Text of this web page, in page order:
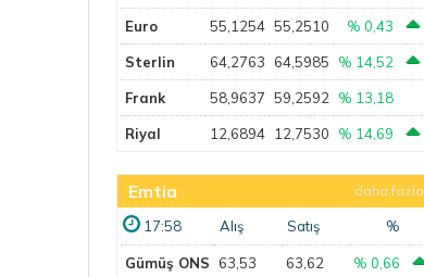
Euro 55,1254 55,2510 % 0,43
Sterlin 64,2763 64,5985 % 14,52
Frank 58,9637 59,2592 % 13,18
Riyal 12,6894 12,7530 % 14,69
Emtia daha fazla
17:58 Alış Satış %
Gümüş ONS 63,53 63,62
% 0,66